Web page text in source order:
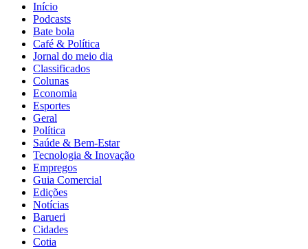
Início
Podcasts
Bate bola
Café & Política
Jornal do meio dia
Classificados
Colunas
Economia
Esportes
Geral
Política
Saúde & Bem-Estar
Tecnologia & Inovação
Empregos
Guia Comercial
Edições
Notícias
Barueri
Cidades
Cotia